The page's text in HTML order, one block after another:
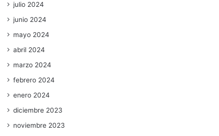
julio 2024
junio 2024
mayo 2024
abril 2024
marzo 2024
febrero 2024
enero 2024
diciembre 2023
noviembre 2023